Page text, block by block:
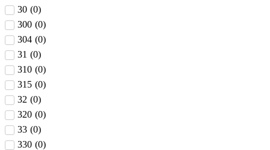
30 (0)
300 (0)
304 (0)
31 (0)
310 (0)
315 (0)
32 (0)
320 (0)
33 (0)
330 (0)